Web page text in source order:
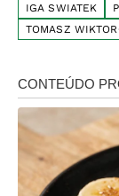
IGA SWIATEK
TOMASZ